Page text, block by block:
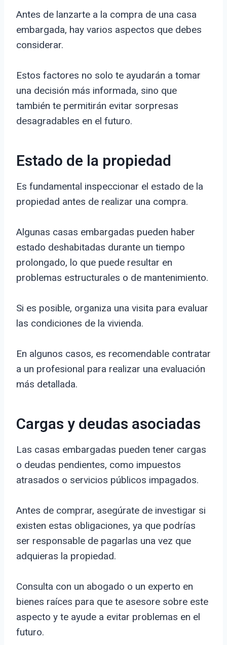
Antes de lanzarte a la compra de una casa
embargada, hay varios aspectos que debes
considerar.
Estos factores no solo te ayudarán a tomar
una decisión más informada, sino que
también te permitirán evitar sorpresas
desagradables en el futuro.
Estado de la propiedad
Es fundamental inspeccionar el estado de la
propiedad antes de realizar una compra.
Algunas casas embargadas pueden haber
estado deshabitadas durante un tiempo
prolongado, lo que puede resultar en
problemas estructurales o de mantenimiento.
Si es posible, organiza una visita para evaluar
las condiciones de la vivienda.
En algunos casos, es recomendable contratar
a un profesional para realizar una evaluación
más detallada.
Cargas y deudas asociadas
Las casas embargadas pueden tener cargas
o deudas pendientes, como impuestos
atrasados o servicios públicos impagados.
Antes de comprar, asegúrate de investigar si
existen estas obligaciones, ya que podrías
ser responsable de pagarlas una vez que
adquieras la propiedad.
Consulta con un abogado o un experto en
bienes raíces para que te asesore sobre este
aspecto y te ayude a evitar problemas en el
futuro.